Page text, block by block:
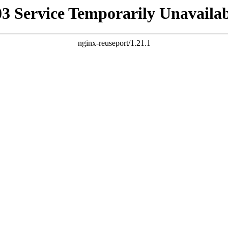
Service Temporarily
nginx-reuseport/1.21.1